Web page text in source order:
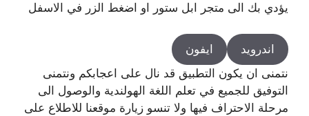
يؤدي بك الى متجر ابل ستور او اضغط الزر في الاسفل
اندرويد
ايفون
نتمنى ان يكون التطبيق قد نال على اعجابكم ونتمنى
التوفيق للجميع في تعلم اللغة الهولندية والوصول الى
مرحلة الاحتراف فيها ولا تنسو زيارة موقعنا للاطلاع على